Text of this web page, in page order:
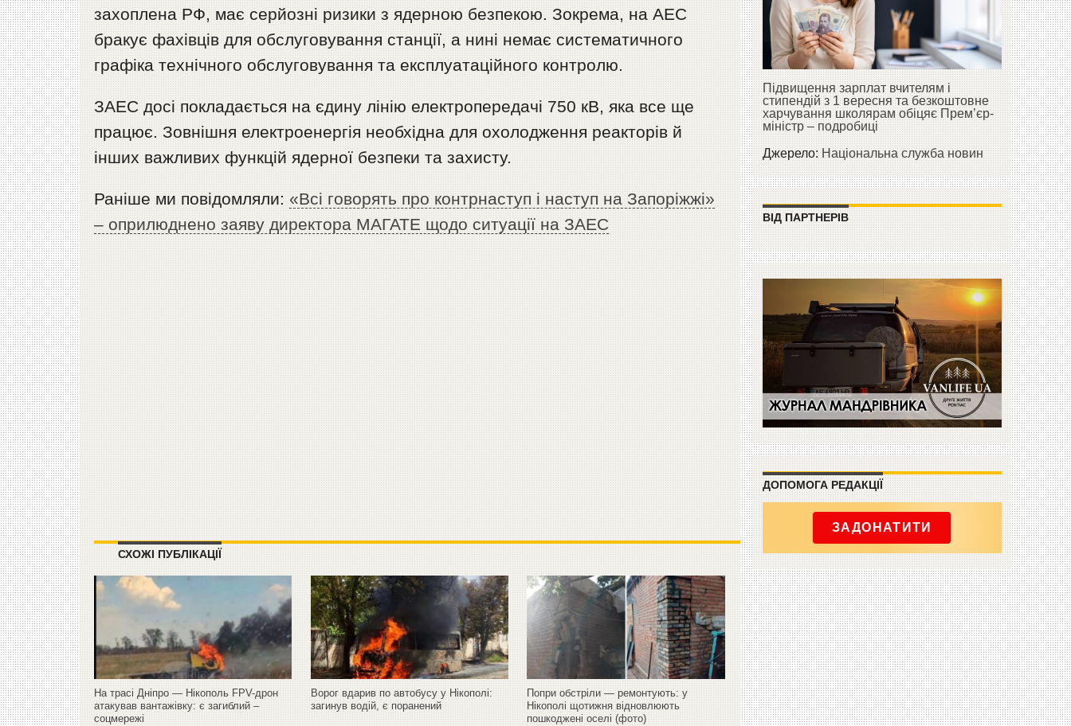
захоплена РФ, має серйозні ризики з ядерною безпекою. Зокрема, на АЕС
бракує фахівців для обслуговування станції, а нині немає систематичного
графіка технічного обслуговування та експлуатаційного контролю.
ЗАЕС досі покладається на єдину лінію електропередачі 750 кВ, яка все ще
працює. Зовнішня електроенергія необхідна для охолодження реакторів й
інших важливих функцій ядерної безпеки та захисту.
Раніше ми повідомляли:«Всі говорять про контрнаступ і наступ на Запоріжжі»
– оприлюднено заяву директора МАГАТЕ щодо ситуації на ЗАЕС
СХОЖІ ПУБЛІКАЦІЇ
На трасі Дніпро — Нікополь FPV-дрон
атакував вантажівку: є загиблий –
соцмережі
Ворог вдарив по автобусу у Нікополі:
загинув водій, є поранений
Попри обстріли — ремонтують: у
Нікополі щотижня відновлюють
пошкоджені оселі (фото)
Підвищення зарплат вчителям і
стипендій з 1 вересня та безкоштовне
харчування школярам обіцяє Прем’єр-
міністр – подробиці
Джерело:Національна служба новин
ВІД ПАРТНЕРІВ
ДОПОМОГА РЕДАКЦІЇ
ЗАДОНАТИТИ